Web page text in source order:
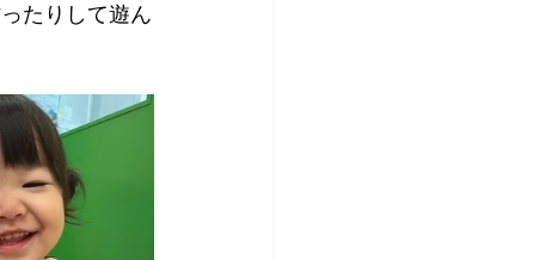
たりして遊ん